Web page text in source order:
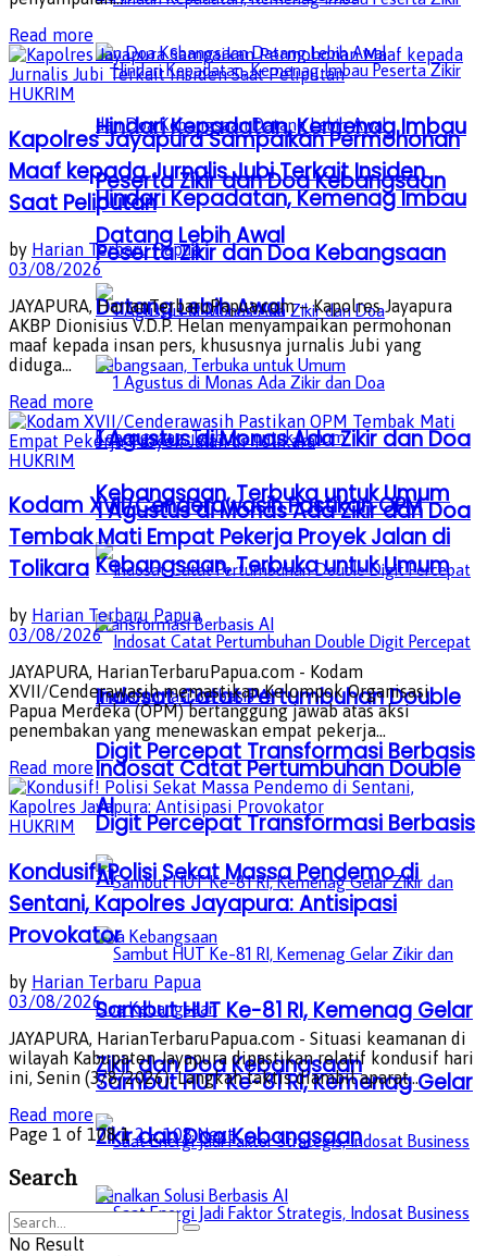
Hindari Kepadatan, Kemenag Imbau
Peserta Zikir dan Doa Kebangsaan
Datang Lebih Awal
1 Agustus di Monas Ada Zikir dan Doa
Kebangsaan, Terbuka untuk Umum
Indosat Catat Pertumbuhan Double
Digit Percepat Transformasi Berbasis
AI
Sambut HUT Ke-81 RI, Kemenag Gelar
Zikir dan Doa Kebangsaan
Hindari Kepadatan, Kemenag Imbau
Peserta Zikir dan Doa Kebangsaan
Datang Lebih Awal
1 Agustus di Monas Ada Zikir dan Doa
Kebangsaan, Terbuka untuk Umum
Indosat Catat Pertumbuhan Double
Digit Percepat Transformasi Berbasis
AI
Sambut HUT Ke-81 RI, Kemenag Gelar
Zikir dan Doa Kebangsaan
Read more
HUKRIM
Kapolres Jayapura Sampaikan Permohonan
Maaf kepada Jurnalis Jubi Terkait Insiden
Saat Peliputan
by Harian Terbaru Papua
03/08/2026
JAYAPURA, HarianTerbaruPapua.com – Kapolres Jayapura
AKBP Dionisius V.D.P. Helan menyampaikan permohonan
maaf kepada insan pers, khususnya jurnalis Jubi yang
diduga...
Read more
HUKRIM
Kodam XVII/Cenderawasih Pastikan OPM
Tembak Mati Empat Pekerja Proyek Jalan di
Tolikara
by Harian Terbaru Papua
03/08/2026
JAYAPURA, HarianTerbaruPapua.com - Kodam
XVII/Cenderawasih memastikan Kelompok Organisasi
Papua Merdeka (OPM) bertanggung jawab atas aksi
penembakan yang menewaskan empat pekerja...
Read moreDetails
HUKRIM
Kondusif! Polisi Sekat Massa Pendemo di
Sentani, Kapolres Jayapura: Antisipasi
Provokator
by Harian Terbaru Papua
03/08/2026
JAYAPURA, HarianTerbaruPapua.com - Situasi keamanan di
wilayah Kabupaten Jayapura dipastikan relatif kondusif hari
ini, Senin (3/8/2026). Langkah taktis diambil aparat...
Read moreDetails
Page 1 of 108 1 2 … 108 Next
Search
No Result